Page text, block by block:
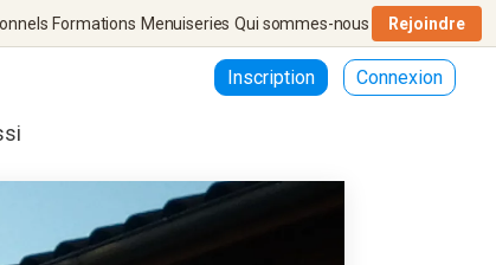
Formations Menuiseries Qui sommes-nous Rejoindre
Inscription Connexion